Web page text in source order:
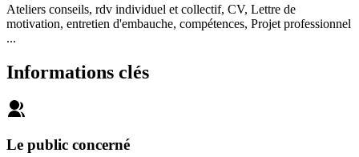
Ateliers conseils, rdv individuel et collectif, CV, Lettre de
motivation, entretien d'embauche, compétences, Projet professionnel
...
Informations clés
Le public concerné